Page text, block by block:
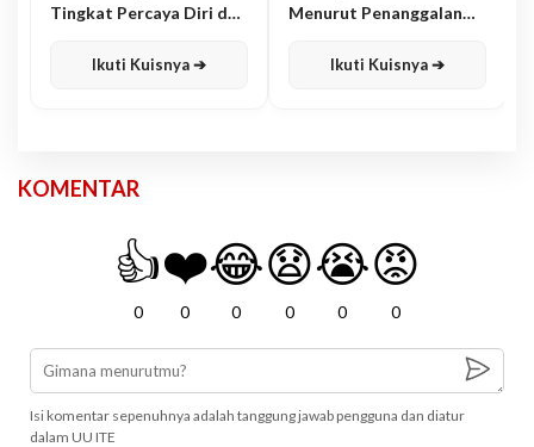
Tingkat Percaya Diri dan
Ikuti Kuisnya ➔
Menurut Penanggalan
Ikuti Kuisnya ➔
KOMENTAR
👍
0
❤️
0
😂
0
😧
0
😭
0
😡
0
Isi komentar sepenuhnya adalah tanggung jawab pengguna dan diatur
dalam UU ITE